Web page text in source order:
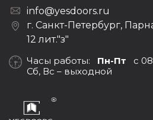
info@yesdoors.ru
г. Санкт-Петербург,
12 лит."з"
Часы работы: Пн-Пт с
Сб, Вс – выходной